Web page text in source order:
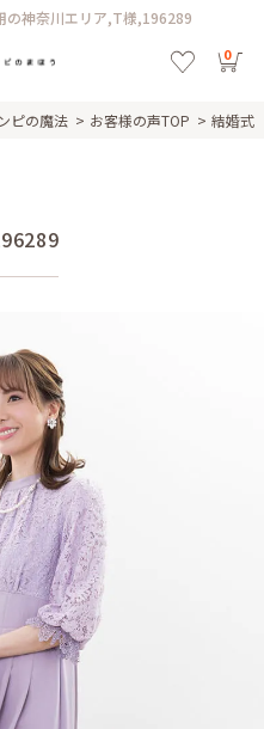
神奈川エリア,T様,196289
0
ピの魔法 お客様の声TOP 結婚式